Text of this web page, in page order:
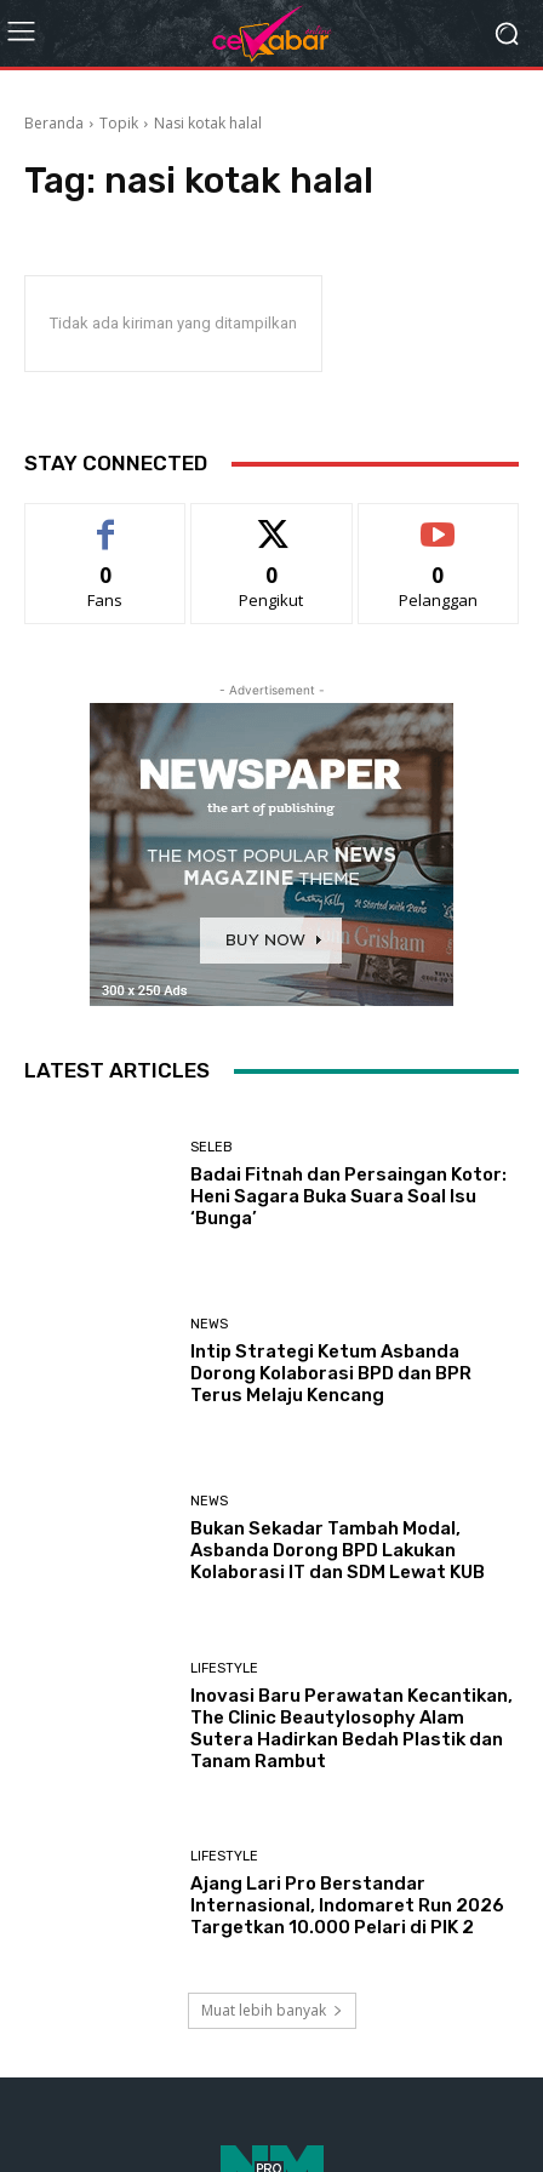
Beranda Topik Nasi kotak halal
Tag: nasi kotak halal
Tidak ada kiriman yang ditampilkan
STAY CONNECTED
0
Fans
0
Pengikut
0
Pelanggan
- Advertisement -
LATEST ARTICLES
SELEB
Badai Fitnah dan Persaingan Kotor:
Heni Sagara Buka Suara Soal Isu
‘Bunga’
NEWS
Intip Strategi Ketum Asbanda
Dorong Kolaborasi BPD dan BPR
Terus Melaju Kencang
NEWS
Bukan Sekadar Tambah Modal,
Asbanda Dorong BPD Lakukan
Kolaborasi IT dan SDM Lewat KUB
LIFESTYLE
Inovasi Baru Perawatan Kecantikan,
The Clinic Beautylosophy Alam
Sutera Hadirkan Bedah Plastik dan
Tanam Rambut
LIFESTYLE
Ajang Lari Pro Berstandar
Internasional, Indomaret Run 2026
Targetkan 10.000 Pelari di PIK 2
Muat lebih banyak